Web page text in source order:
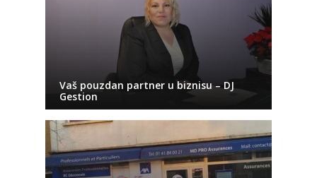
Vaš pouzdan partner u biznisu – DJ
Gestion